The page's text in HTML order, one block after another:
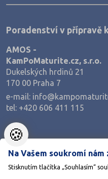
Poradenství v přípravě
AMOS -
KamPoMaturite.cz, s.r.o.
Dukelských hrdinů 21
170 00 Praha 7
e-mail:
tel: +420 606 411 115
🍪
Na Vašem soukromí nám
Stisknutím tlačítka „Souhlasím“